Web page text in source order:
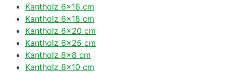
Kantholz 6×16 cm
Kantholz 6×18 cm
Kantholz 6×20 cm
Kantholz 6×25 cm
Kantholz 8×8 cm
Kantholz 8×10 cm